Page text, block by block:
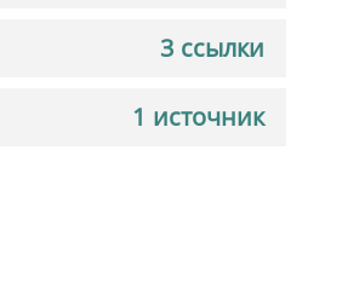
3 ссылки
1 источник